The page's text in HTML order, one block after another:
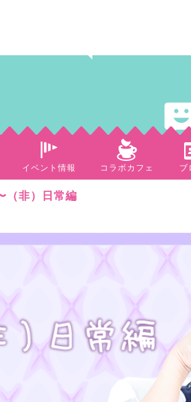
イベント情報 コラボカフェ ブ
（非）日常編